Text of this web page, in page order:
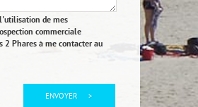
de mes
commerciale
2 Phares à me contacter au